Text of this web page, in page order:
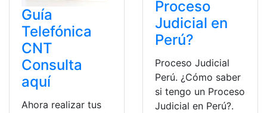
Guía
Telefónica
CNT
Consulta
aquí
Ahora realizar tus
Proceso
Judicial en
Perú?
Proceso Judicial
Perú. ¿Cómo saber
si tengo un Proceso
Judicial en Perú?.